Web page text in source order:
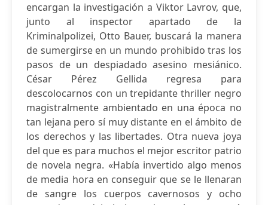
encargan la investigación a Viktor Lavrov, que,
junto al inspector apartado de la
Kriminalpolizei, Otto Bauer, buscará la manera
de sumergirse en un mundo prohibido tras los
pasos de un despiadado asesino mesiánico.
César Pérez Gellida regresa para
descolocarnos con un trepidante thriller negro
magistralmente ambientado en una época no
tan lejana pero sí muy distante en el ámbito de
los derechos y las libertades. Otra nueva joya
del que es para muchos el mejor escritor patrio
de novela negra. «Había invertido algo menos
de media hora en conseguir que se le llenaran
de sangre los cuerpos cavernosos y ocho